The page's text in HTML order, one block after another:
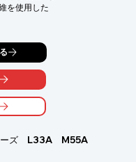
を使用した
使用限度温度まで
を保っています。
部にステンレス網組を施
去したCE-Fをお薦めいた
んど強度低下がない
リーズ L33A M55A